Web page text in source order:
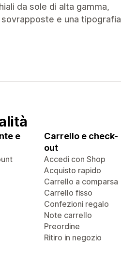
da sole di alta gamma,
sovrapposte e una tipografia
e
Carrello e check-
out
Accedi con Shop
Acquisto rapido
Carrello a comparsa
Carrello fisso
Confezioni regalo
Note carrello
Preordine
Ritiro in negozio